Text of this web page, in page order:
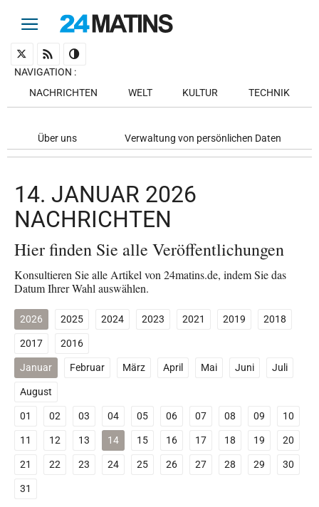
NAVIGATION :
NACHRICHTEN
WELT KULTUR TECHNIK
Über uns Verwaltung von persönlichen Daten
14. JANUAR 2026
NACHRICHTEN
Hier finden Sie alle Veröffentlichungen
Konsultieren Sie alle Artikel von 24matins.de, indem Sie das
Datum Ihrer Wahl auswählen.
2026 2025 2024 2023 2021 2019
2018
2017
2016
Januar
Februar März April Mai Juni
Juli
August
01
02 03 04 05 06 07 08 09
10
11
12 13 14 15 16 17 18 19
20
21
22 23 24 25 26 27 28 29
30
31